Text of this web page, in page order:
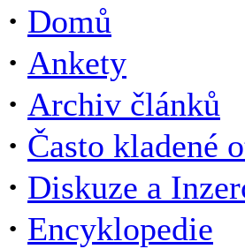
· Domů
· Ankety
· Archiv článků
· Často kladené
· Diskuze a
· Encyklopedie